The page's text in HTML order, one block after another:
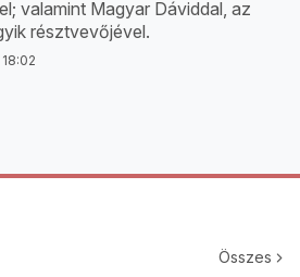
valamint Magyar Dáviddal, az
résztvevőjével.
Összes